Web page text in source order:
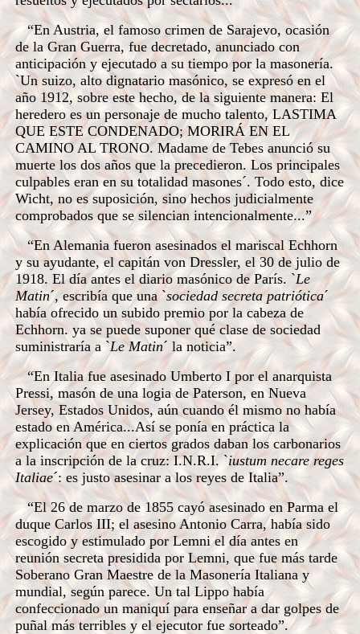
“En Austria, el famoso crimen de Sarajevo, ocasión
de la Gran Guerra, fue decretado, anunciado con
anticipación y ejecutado a su tiempo por la masonería.
`Un suizo, alto dignatario masónico, se expresó en el
año 1912, sobre este hecho, de la siguiente manera: El
heredero es un personaje de mucho talento, LASTIMA
QUE ESTE CONDENADO; MORIRÁ EN EL
CAMINO AL TRONO. Madame de Tebes anunció su
muerte los dos años que la precedieron. Los principales
culpables eran en su totalidad masones´. Todo esto, dice
Wicht, no es suposición, sino hechos judicialmente
comprobados que se silencian intencionalmente...”
“En Alemania fueron asesinados el mariscal Echhorn
y su ayudante, el capitán von Dressler, el 30 de julio de
1918. El día antes el diario masónico de París. `Le
Matin´, escribía que una `sociedad secreta patriótica´
había ofrecido un subido premio por la cabeza de
Echhorn. ya se puede suponer qué clase de sociedad
suministraría a `Le Matin´ la noticia”.
“En Italia fue asesinado Umberto I por el anarquista
Pressi, masón de una logia de Paterson, en Nueva
Jersey, Estados Unidos, aún cuando él mismo no había
estado en América...Así se ponía en práctica la
explicación que en ciertos grados daban los carbonarios
a la inscripción de la cruz: I.N.R.I. `iustum necare reges
Italiae´: es justo asesinar a los reyes de Italia”.
“El 26 de marzo de 1855 cayó asesinado en Parma el
duque Carlos III; el asesino Antonio Carra, había sido
escogido y estimulado por Lemni el día antes en
reunión secreta presidida por Lemni, que fue más tarde
Soberano Gran Maestre de la Masonería Italiana y
mundial, según parece. Un tal Lippo había
confeccionado un maniquí para enseñar a dar golpes de
puñal más terribles y el ejecutor fue sorteado”.